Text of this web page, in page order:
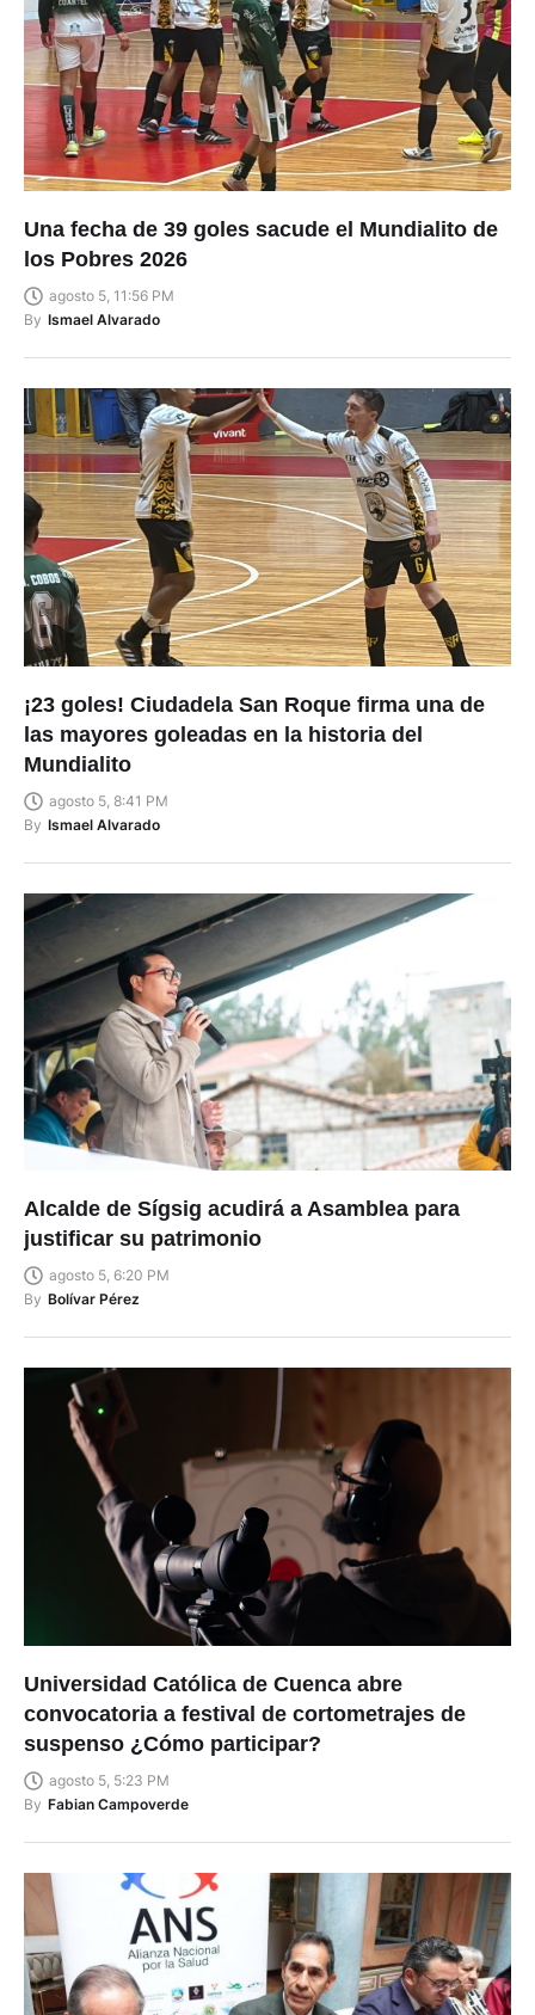
Una fecha de 39 goles sacude el Mundialito de
los Pobres 2026
agosto 5, 11:56 PM
By Ismael Alvarado
¡23 goles! Ciudadela San Roque firma una de
las mayores goleadas en la historia del
Mundialito
agosto 5, 8:41 PM
By Ismael Alvarado
Alcalde de Sígsig acudirá a Asamblea para
justificar su patrimonio
agosto 5, 6:20 PM
By Bolívar Pérez
Universidad Católica de Cuenca abre
convocatoria a festival de cortometrajes de
suspenso ¿Cómo participar?
agosto 5, 5:23 PM
By Fabian Campoverde